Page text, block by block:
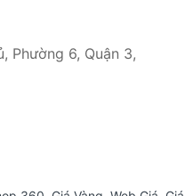
Phường 6, Quận 3,